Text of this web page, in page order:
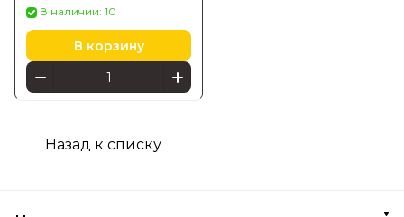
В наличии: 10
В корзину
Назад к списку